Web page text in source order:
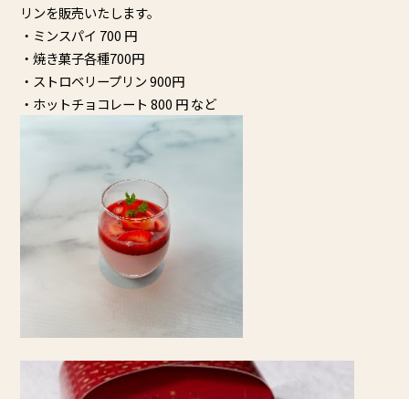
リンを販売いたします。
・ミンスパイ 700 円
・焼き菓子各種700円
・ストロベリープリン 900円
・ホットチョコレート 800 円 など